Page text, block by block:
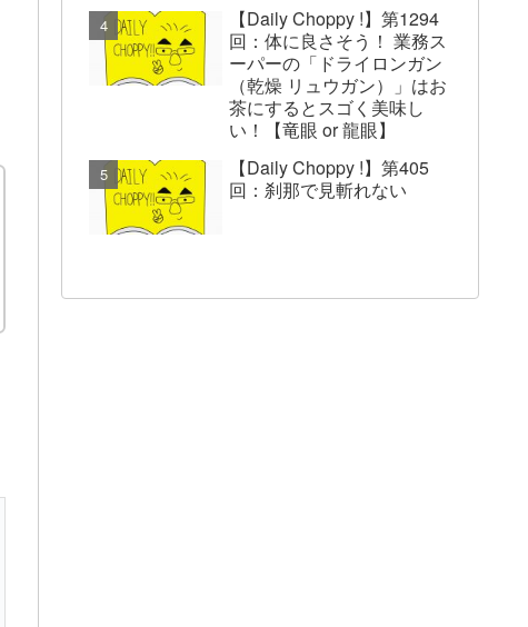
【Daily Choppy !】第1294
回：体に良さそう！ 業務ス
ーパーの「ドライロンガン
（乾燥 リュウガン）」はお
茶にするとスゴく美味し
い！【竜眼 or 龍眼】
【Daily Choppy !】第405
回：刹那で見斬れない